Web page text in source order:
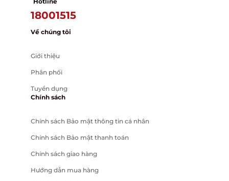
18001515
Về chúng tôi
Giới thiệu
Phân phối
Tuyển dụng
Chính sách
Chính sách Bảo mật thông tin cá nhân
Chính sách Bảo mật thanh toán
Chính sách giao hàng
Hướng dẫn mua hàng